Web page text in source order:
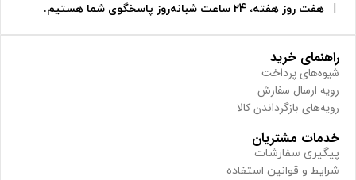
|
هفت روز هفته، 24 ساعت شبانه‌روز پاسخگوی شما هستیم.
راهنمای خرید
شیوه‌های پرداخت
رویه ارسال سفارش
رویه‌های بازگرداندن کالا
خدمات مشتریان
پیگیری سفارشات
شرایط و قوانین استفاده